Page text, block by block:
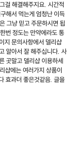
걸 해결해주지요. 시간적
해서 먹는게 엄청난 이득
그냥 믿고 주문하시면 됩
번 정도는 만약에라도 통
지 문의사항에서 델리샵
알아서 잘 해주십니다. 사
곳말고 델리샵 이용하세
샵에는 여러가지 상품이
효과더 좋은것같음. 글을